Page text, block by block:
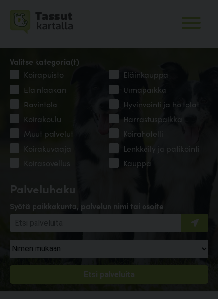
Palveluhaku
Syötä paikkakunta, palvelun nimi tai osoite
Valitse kategoria(t)
Koirapuisto
Eläinkauppa
Eläinlääkäri
Uimapaikka
Ravintola
Hyvinvointi ja hoitolat
Koirakoulu
Harrastuspaikka
Muut palvelut
Koirahotelli
Koirakuvaaja
Lenkkeily ja patikointi
Koirasovellus
Kauppa